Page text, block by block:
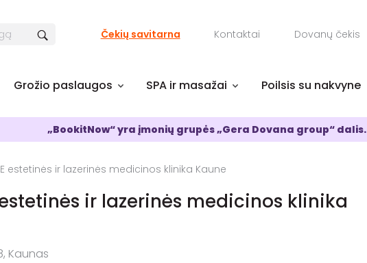
Čekių savitarna Kontaktai Dovanų čekis
Grožio paslaugos SPA ir masažai Poilsis su nakvyne
„BookitNow“ yra įmonių grupės „Gera Dovana group“ dalis.
estetinės ir lazerinės medicinos klinika Kaune
estetinės ir lazerinės medicinos klinika
Kaunas